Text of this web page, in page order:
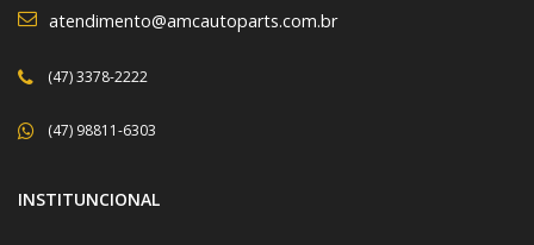
atendimento@amcautoparts.com.br
(47) 3378-2222
(47) 98811-6303
INSTITUNCIONAL